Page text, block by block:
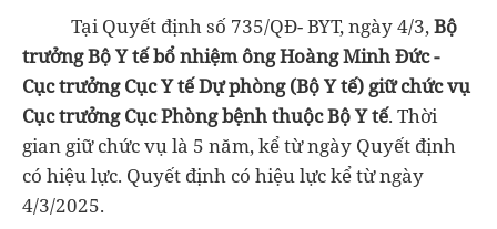
Tại Quyết định số 735/QĐ- BYT, ngày 4/3,Bộ
trưởng Bộ Y tế bổ nhiệm ông Hoàng Minh Đức -
Cục trưởng Cục Y tế Dự phòng (Bộ Y tế) giữ chức vụ
Cục trưởng Cục Phòng bệnh thuộc Bộ Y tế. Thời
gian giữ chức vụ là 5 năm, kể từ ngày Quyết định
có hiệu lực. Quyết định có hiệu lực kể từ ngày
4/3/2025.